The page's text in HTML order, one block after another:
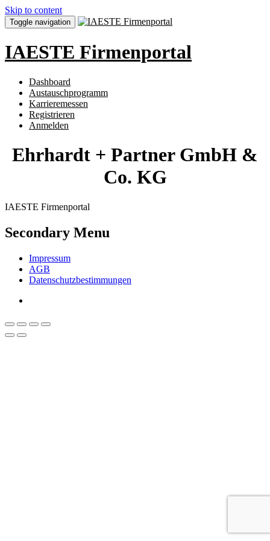
Skip to content
Toggle navigation
IAESTE Firmenportal
Dashboard
Austauschprogramm
Karrieremessen
Registrieren
Anmelden
Ehrhardt + Partner GmbH &
Co. KG
IAESTE Firmenportal
Secondary Menu
Impressum
AGB
Datenschutzbestimmungen